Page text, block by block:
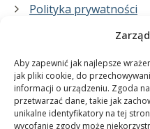
Aby zapewnić jak najlepsze
jak pliki cookie, do
informacji o urządzeniu. Zgoda
przetwarzać dane, takie jak
unikalne identyfikatory na tej
wycofanie zgody może
Polityka prywatności
Co zrobimy dla
projekty plakatów na
wydrukuj swój plakat